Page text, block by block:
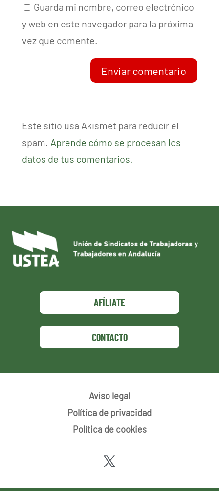
Guarda mi nombre, correo electrónico
y web en este navegador para la próxima
vez que comente.
Enviar comentario
Este sitio usa Akismet para reducir el
spam. Aprende cómo se procesan los
datos de tus comentarios.
AFÍLIATE
CONTACTO
Aviso legal
Política de privacidad
Política de cookies